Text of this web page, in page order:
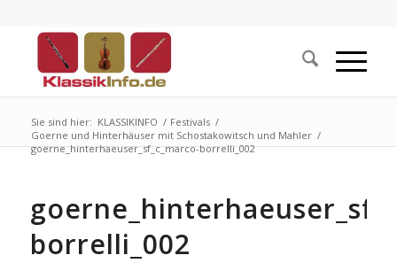
Sie sind hier: KLASSIKINFO / Festivals /
Goerne und Hinterhäuser mit Schostakowitsch und Mahler /
goerne_hinterhaeuser_sf_c_marco-borrelli_002
borrelli_002